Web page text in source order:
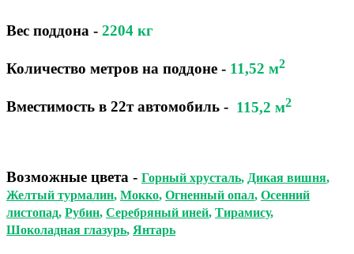
Вес поддона - 2204 кг
Количество метров на поддоне - 11,52 м2
Вместимость в 22т автомобиль - 115,2 м2
Возможные цвета - Горный хрусталь, Дикая вишня,
Желтый турмалин, Мокко, Огненный опал, Осенний
листопад, Рубин, Серебряный иней, Тирамису,
Шоколадная глазурь, Янтарь